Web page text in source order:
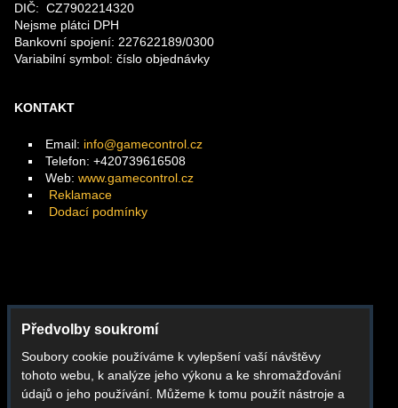
DIČ: CZ7902214320
Nejsme plátci DPH
Bankovní spojení: 227622189/0300
Variabilní symbol: číslo objednávky
KONTAKT
Email: info@gamecontrol.cz
Telefon: +420739616508
Web: www.gamecontrol.cz
Reklamace
Dodací podmínky
Instagram
Youtube
Whatsapp
Předvolby soukromí
Soubory cookie používáme k vylepšení vaší návštěvy
tohoto webu, k analýze jeho výkonu a ke shromažďování
údajů o jeho používání. Můžeme k tomu použít nástroje a